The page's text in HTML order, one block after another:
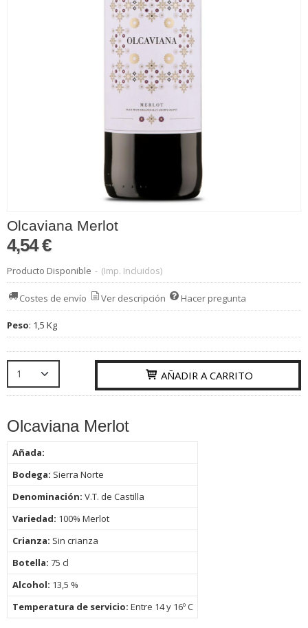
Olcaviana Merlot
4,54 €
Producto Disponible - (Imp. Incluidos)
Costes de envío Ver descripción Hacer pregunta
Peso: 1,5 Kg
AÑADIR A CARRITO
Olcaviana Merlot
Añada:
Bodega: Sierra Norte
Denominación: V.T. de Castilla
Variedad: 100% Merlot
Crianza: Sin crianza
Botella: 75 cl
Alcohol: 13,5 %
Temperatura de servicio: Entre 14 y 16º C